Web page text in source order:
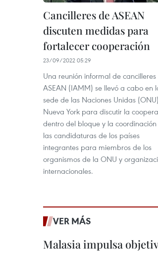
Cancilleres de ASEAN
discuten medidas para
fortalecer cooperación
23/09/2022 05:29
Una reunión informal de
ASEAN (IAMM) se llevó a cabo en
sede de las Naciones Unidas
Nueva York para discutir la
dentro del bloque y la coordinación
las candidaturas de los países
integrantes para miembros de los
organismos de la ONU y
internacionales.
VER MÁS
Malasia impulsa